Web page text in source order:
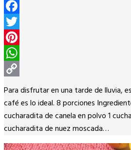
Facebook
Twitter
Pinterest
WhatsApp
Copy
Link
Para disfrutar en una tarde de lluvia,
café es lo ideal. 8 porciones
cucharadita de canela en polvo 1
cucharadita de nuez moscada…